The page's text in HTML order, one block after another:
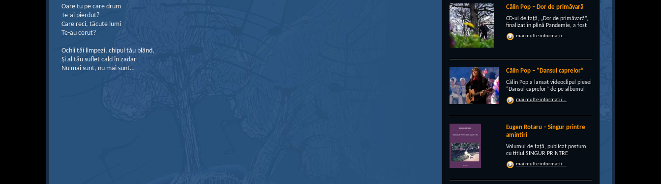
melancoliilor de tot soiul, cu un nou
[…]
Călin Pop – Dor de primăvară
CD-ul de faţă, „Dor de primăvară”,
finalizat în plină Pandemie, a fost
conceput, pe de-a intregul, de
rocker-ul Călin Pop, inconfundabil
publică electrizantă, de
experimentat vocalist […]
mai multe informații...
Călin Pop – “Dansul caprelor”
Călin Pop a lansat videoclipul piesei
“Dansul caprelor” de pe albumul
“Ritual de iarnă”. Premiera a avut
loc pe 27.12.2020 pe canalul
Jocul caprei este un obicei întâlnit
în perioada […]
mai multe informații...
Eugen Rotaru – Singur printre
amintiri
Volumul de față, publicat postum
cu titlul SINGUR PRINTRE
AMINTIRI, este o confesiune a lui
Eugen Rotaru despre bunii lui
unul, și l-au lăsat din ce în ce mai
mai multe informații...
Oare tu pe care drum
Te-ai pierdut?
Care reci, tăcute lumi
Te-au cerut?
Ochii tăi limpezi, chipul tău blând,
Şi al tău suflet cald în zadar
Nu mai sunt, nu mai sunt…